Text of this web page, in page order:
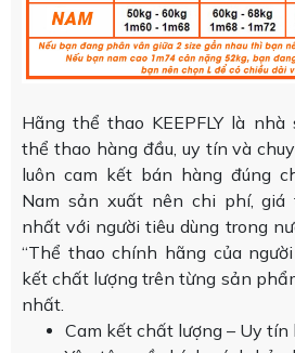
Hãng thể thao KEEPFLY là
thể thao hàng đầu, uy tín và
luôn cam kết bán hàng đúng
Nam sản xuất nên chi phí, giá
nhất với người tiêu dùng trong
“Thể thao chính hãng của
kết chất lượng trên từng sản
nhất.
Cam kết chất lượng – Uy tín